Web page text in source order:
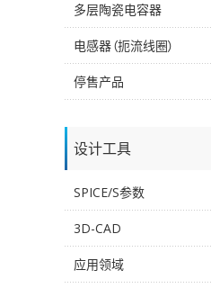
多层陶瓷电容器
电感器（扼流线圈）
停售产品
设计工具
SPICE/S参数
3D-CAD
应用领域